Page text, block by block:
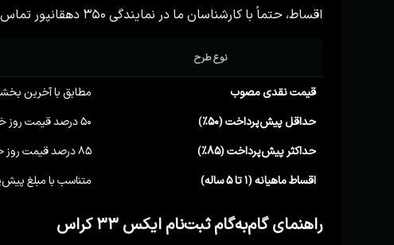
اقساط، حتماً با کارشناسان ما در نمایندگی ۳۵۰ دهقانپور تماس بگیرید.
نوع طرح
قیمت نقدی مصوب مطابق با آخرین
حداقل پیش‌پرداخت (۵۰٪) ۵۰ درصد قیمت روز خودرو
حداکثر پیش‌پرداخت (۸۵٪) ۸۵ درصد قیمت روز خودرو
اقساط ماهیانه (۱ تا ۵ ساله) متناسب با مبلغ
راهنمای گام‌به‌گام ثبت‌نام ایکس ۳۳ کراس